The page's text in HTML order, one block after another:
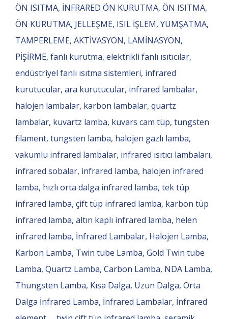
ÖN ISITMA, İNFRARED ÖN KURUTMA, ÖN ISITMA,
ÖN KURUTMA, JELLEŞME, ISIL İŞLEM, YUMŞATMA,
TAMPERLEME, AKTİVASYON, LAMİNASYON,
PİŞİRME, fanlı kurutma, elektrikli fanlı ısıtıcılar,
endüstriyel fanlı ısıtma sistemleri, infrared
kurutucular, ara kurutucular, infrared lambalar,
halojen lambalar, karbon lambalar, quartz
lambalar, kuvartz lamba, kuvars cam tüp, tungsten
filament, tungsten lamba, halojen gazlı lamba,
vakumlu infrared lambalar, infrared ısıtıcı lambaları,
infrared sobalar, infrared lamba, halojen infrared
lamba, hızlı orta dalga infrared lamba, tek tüp
infrared lamba, çift tüp infrared lamba, karbon tüp
infrared lamba, altın kaplı infrared lamba, helen
infrared lamba, İnfrared Lambalar, Halojen Lamba,
Karbon Lamba, Twin tube Lamba, Gold Twin tube
Lamba, Quartz Lamba, Carbon Lamba, NDA Lamba,
Thungsten Lamba, Kısa Dalga, Uzun Dalga, Orta
Dalga İnfrared Lamba, İnfrared Lambalar, İnfrared